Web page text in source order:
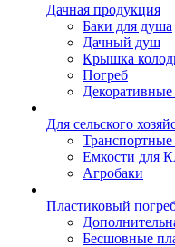
Дачная продукция
Баки для душа
Дачный душ
Крышка
Погреб
Декоративные
Для сельского
Транспортные
Емкости для
Агробаки
Пластиковый
Бесшовные